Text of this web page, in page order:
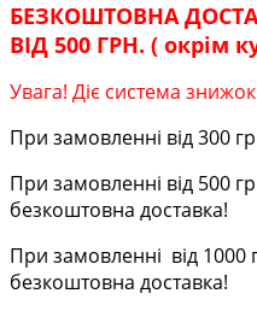
БЕЗКОШТОВНА
ВІД 500 ГРН. ( окрім
Увага! Діє система
При замовленні від 300
При замовленні від 500
безкоштовна доставка!
При замовленні від 1000
безкоштовна доставка!